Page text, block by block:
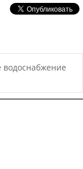
водоснабжение